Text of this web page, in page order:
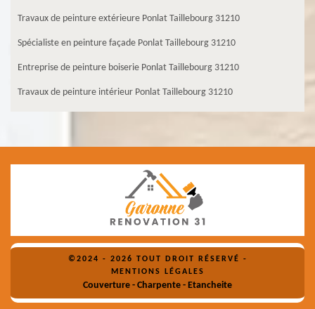
Travaux de peinture extérieure Ponlat Taillebourg 31210
Spécialiste en peinture façade Ponlat Taillebourg 31210
Entreprise de peinture boiserie Ponlat Taillebourg 31210
Travaux de peinture intérieur Ponlat Taillebourg 31210
©2024 - 2026 TOUT DROIT RÉSERVÉ -
MENTIONS LÉGALES
Couverture - Charpente - Etancheite